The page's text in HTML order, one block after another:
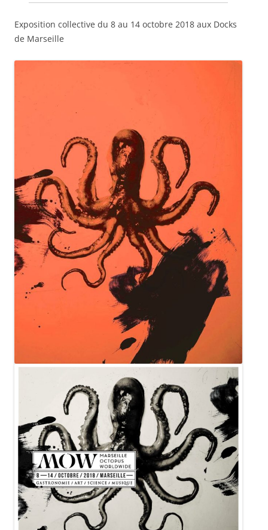
Exposition collective du 8 au 14 octobre 2018 aux Docks
de Marseille